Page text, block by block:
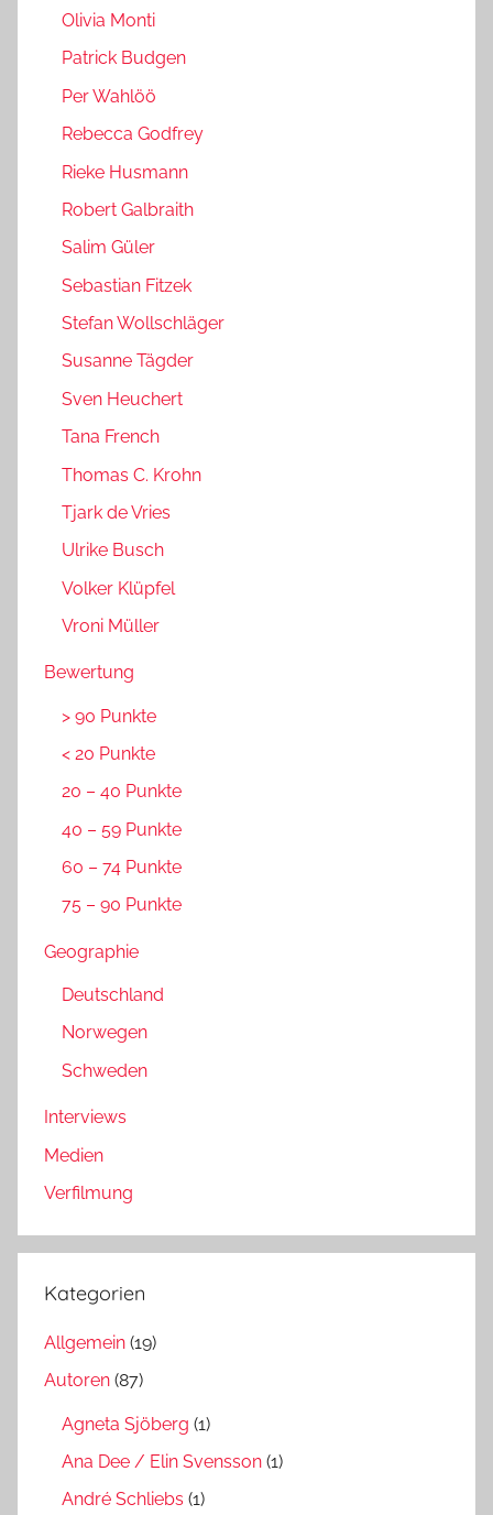
Olivia Monti
Patrick Budgen
Per Wahlöö
Rebecca Godfrey
Rieke Husmann
Robert Galbraith
Salim Güler
Sebastian Fitzek
Stefan Wollschläger
Susanne Tägder
Sven Heuchert
Tana French
Thomas C. Krohn
Tjark de Vries
Ulrike Busch
Volker Klüpfel
Vroni Müller
Bewertung
> 90 Punkte
< 20 Punkte
20 – 40 Punkte
40 – 59 Punkte
60 – 74 Punkte
75 – 90 Punkte
Geographie
Deutschland
Norwegen
Schweden
Interviews
Medien
Verfilmung
Kategorien
Allgemein (19)
Autoren (87)
Agneta Sjöberg (1)
Ana Dee / Elin Svensson (1)
André Schliebs (1)